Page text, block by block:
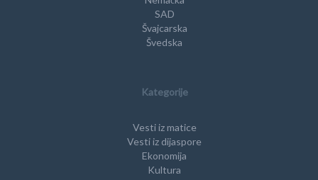
SAD
Švajcarska
Švedska
Kategorije
Vesti iz matice
Vesti iz dijaspore
Ekonomija
Kultura